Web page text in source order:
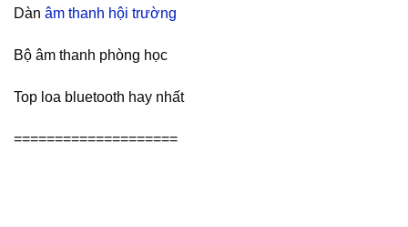
Dàn âm thanh hội trường
Bộ âm thanh phòng học
Top loa bluetooth hay nhất
====================